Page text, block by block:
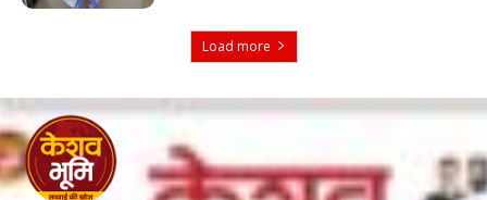
Load more